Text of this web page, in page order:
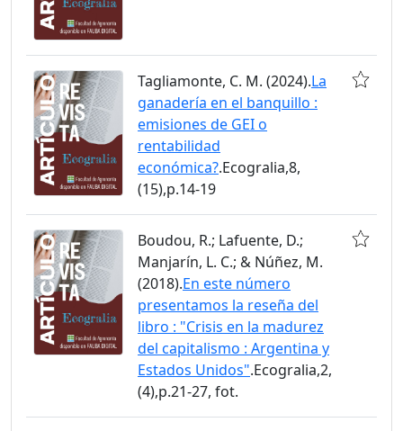
Tagliamonte, C. M. (2024).La
ganadería en el banquillo :
emisiones de GEI o
rentabilidad
económica?.Ecogralia,8,
(15),p.14-19
Boudou, R.; Lafuente, D.;
Manjarín, L. C.; & Núñez, M.
(2018).En este número
presentamos la reseña del
libro : "Crisis en la madurez
del capitalismo : Argentina y
Estados Unidos".Ecogralia,2,
(4),p.21-27, fot.